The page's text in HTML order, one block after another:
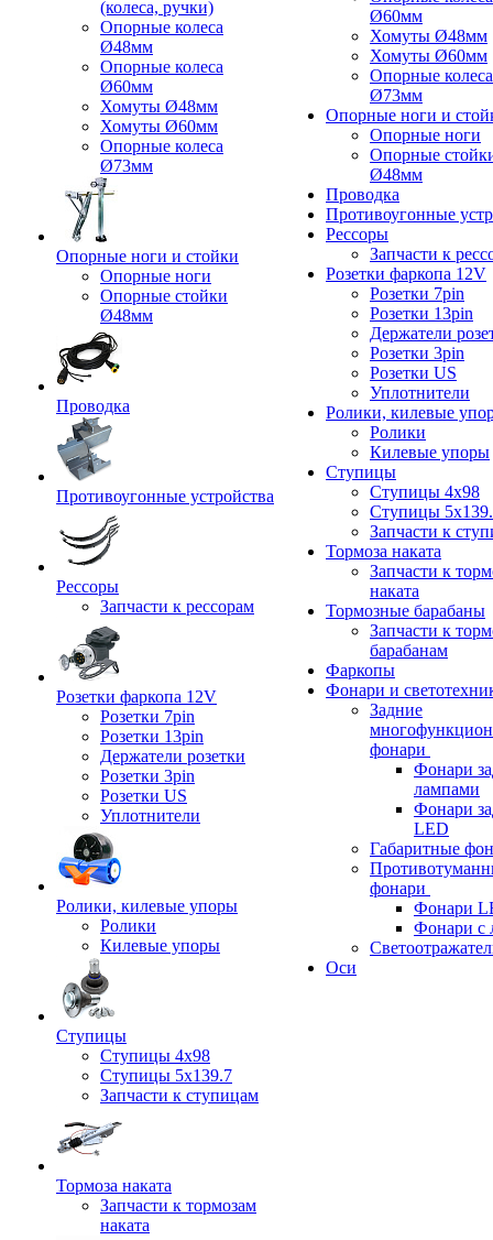
(колеса, ручки)
Опорные колеса
Ø48мм
Опорные колеса
Ø60мм
Хомуты Ø48мм
Хомуты Ø60мм
Опорные колеса
Ø73мм
Опорные ноги и стойки
Опорные ноги
Опорные стойки
Ø48мм
Проводка
Противоугонные устройства
Рессоры
Запчасти к рессорам
Розетки фаркопа 12V
Розетки 7pin
Розетки 13pin
Держатели розетки
Розетки 3pin
Розетки US
Уплотнители
Ролики, килевые упоры
Ролики
Килевые упоры
Ступицы
Ступицы 4x98
Ступицы 5x139.7
Запчасти к ступицам
Тормоза наката
Запчасти к тормозам
наката
Ø60мм
Хомуты Ø48мм
Хомуты Ø60мм
Опорные колеса
Ø73мм
Опорные ноги и
Опорные ноги
Опорные
Ø48мм
Проводка
Противоугонные
Рессоры
Запчасти к
Розетки фаркопа 12V
Розетки 7pin
Розетки 13pin
Держатели
Розетки 3pin
Розетки US
Уплотнители
Ролики, килевые
Ролики
Килевые упоры
Ступицы
Ступицы 4x98
Ступицы
Запчасти к
Тормоза наката
Запчасти к
наката
Тормозные барабаны
Запчасти к
барабанам
Фаркопы
Фонари и
Задние
фонари
Фонари
лампами
Фонари
LED
Габаритные
фонари
Фонари
Фонари с
Оси